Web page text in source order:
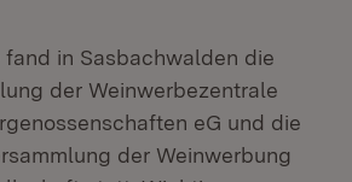
fand in Sasbachwalden die
der Weinwerbezentrale
eG und die
der Weinwerbung